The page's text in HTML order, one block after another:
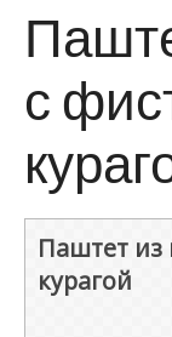
с
Паштет из
курагой